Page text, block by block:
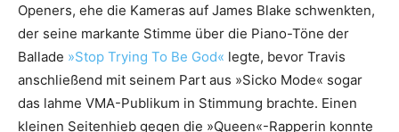
Openers, ehe die Kameras auf James Blake schwenkten,
der seine markante Stimme über die Piano-Töne der
Ballade »Stop Trying To Be God« legte, bevor Travis
anschließend mit seinem Part aus »Sicko Mode« sogar
das lahme VMA-Publikum in Stimmung brachte. Einen
kleinen Seitenhieb gegen die »Queen«-Rapperin konnte